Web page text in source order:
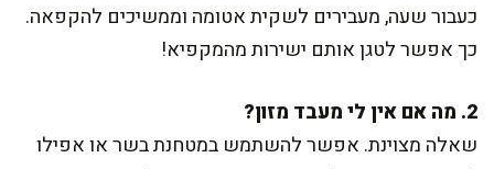
כעבור שעה, מעבירים לשקית אטומה וממשיכים להקפאה.
כך אפשר לטגן אותם ישירות מהמקפיא!
2. מה אם אין לי מעבד מזון?
שאלה מצוינת. אפשר להשתמש במטחנת בשר או אפילו